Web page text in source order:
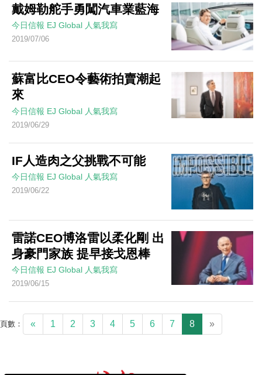
戴姆勒舵手勇闖汽車業藍海
今日信報 EJ Global 人氣我寫
2019/07/06
蘇富比CEO令藝術拍賣潮起
來
今日信報 EJ Global 人氣我寫
2019/06/29
IF人造肉之父挑戰不可能
今日信報 EJ Global 人氣我寫
2019/06/22
雷諾CEO博洛雷以柔化剛 出
身豪門家族 提早接戈恩棒
今日信報 EJ Global 人氣我寫
2019/06/15
頁數： « 1 2 3 4 5 6 7 8 »